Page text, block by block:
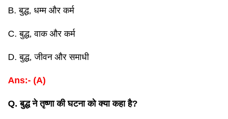
B. बुद्ध, धम्म और कर्म
C. बुद्ध, वाक और कर्म
D. बुद्ध, जीवन और समाधी
Ans:- (A)
Q. बुद्ध ने तृष्णा की घटना को क्या कहा है?